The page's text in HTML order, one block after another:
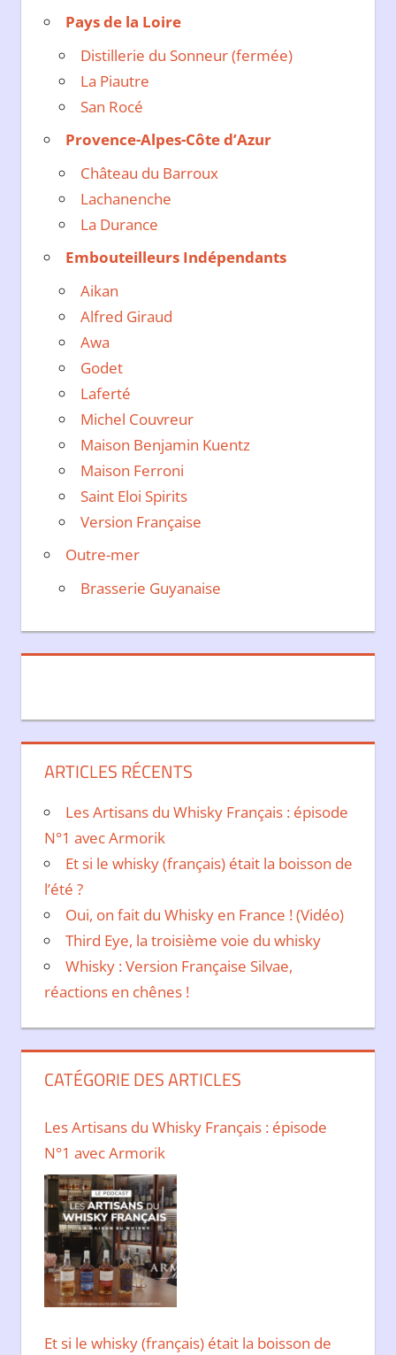
Pays de la Loire
Distillerie du Sonneur (fermée)
La Piautre
San Rocé
Provence-Alpes-Côte d’Azur
Château du Barroux
Lachanenche
La Durance
Embouteilleurs Indépendants
Aikan
Alfred Giraud
Awa
Godet
Laferté
Michel Couvreur
Maison Benjamin Kuentz
Maison Ferroni
Saint Eloi Spirits
Version Française
Outre-mer
Brasserie Guyanaise
ARTICLES RÉCENTS
Les Artisans du Whisky Français : épisode
N°1 avec Armorik
Et si le whisky (français) était la boisson de
l’été ?
Oui, on fait du Whisky en France ! (Vidéo)
Third Eye, la troisième voie du whisky
Whisky : Version Française Silvae,
réactions en chênes !
CATÉGORIE DES ARTICLES
Les Artisans du Whisky Français : épisode
N°1 avec Armorik
Et si le whisky (français) était la boisson de